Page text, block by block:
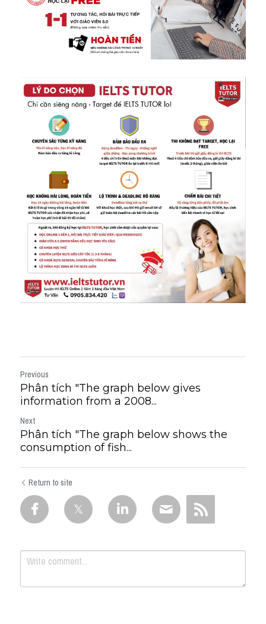
Previous
Phân tích "The graph below gives
information from a 2008...
Next
Phân tích "The graph below shows the
consumption of fish...
Return to site